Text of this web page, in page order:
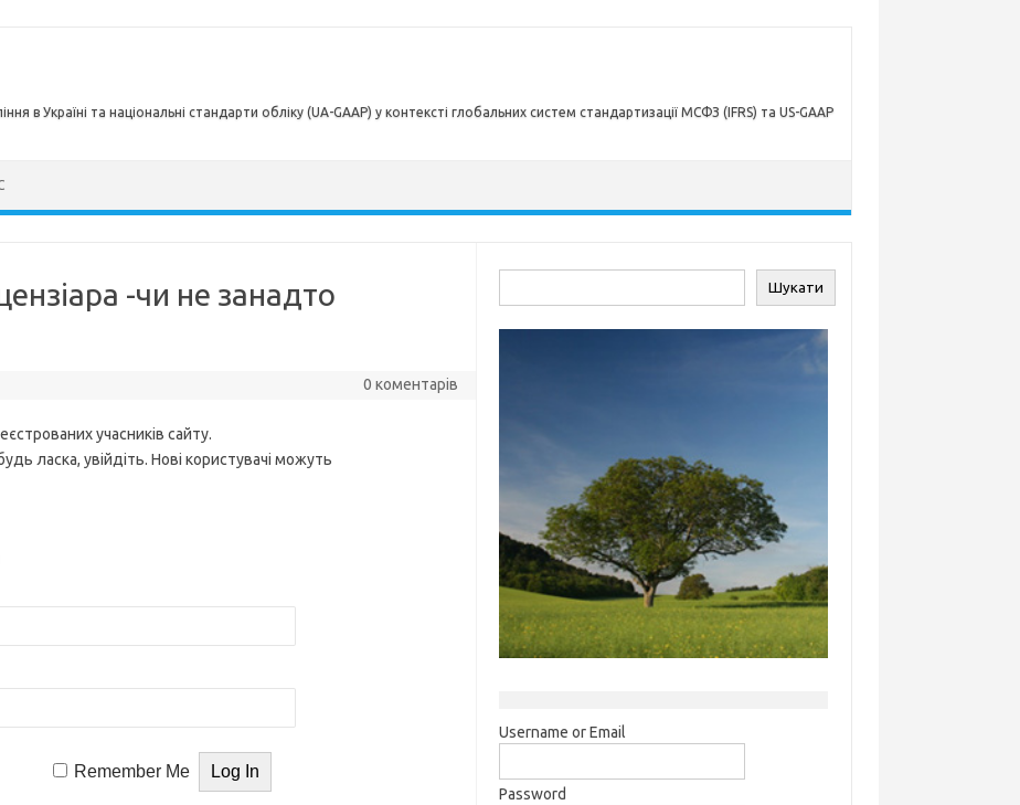
в Україні та національні стандарти обліку (UA-GAAP) у контексті глобальних систем стандартизації МСФЗ (IFRS) та US-GAAP
-чи не занадто
0 коментарів
учасників сайту.
ласка, увійдіть. Нові користувачі можуть
Remember Me
Шукати
Username or Email
Password